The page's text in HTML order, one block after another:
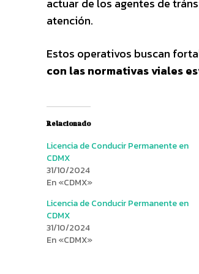
atención.
Estos operativos buscan
con las normativas viales
Relacionado
Licencia de Conducir Permanente en
CDMX
31/10/2024
En «CDMX»
Licencia de Conducir Permanente en
CDMX
31/10/2024
En «CDMX»